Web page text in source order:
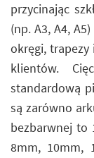
przycinając
(np. A3, A4,
okręgi,
klientów.
standardową
są zarówno
bezbarwnej to
8mm, 10mm,